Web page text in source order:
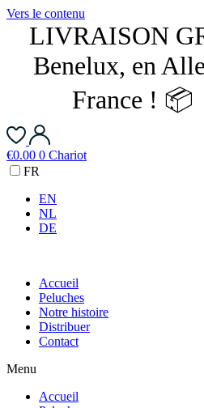
Vers le contenu
LIVRAISON
Benelux, en
France ! 📦
€0.00 0 Chariot
FR
EN
NL
DE
Accueil
Peluches
Notre histoire
Distribuer
Contact
Menu
Accueil